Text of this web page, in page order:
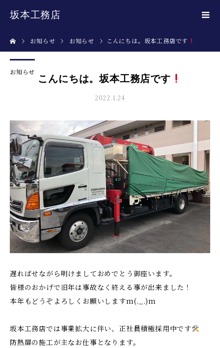
坂本工務店
お知らせ お知らせ こんにちは。坂本工務店です
お知らせ
こんにちは。坂本工務店です
2022.1.24
遅ればせながら明けましておめでとう御座います。
皆様のおかげで旧年は事故なく終える事が出来ました！
本年もどうぞよろしくお願いしますm(._.)m
坂本工務店では事業拡大に伴い、正社員積極採用中です
防熱扉の施工が主なお仕事となります。